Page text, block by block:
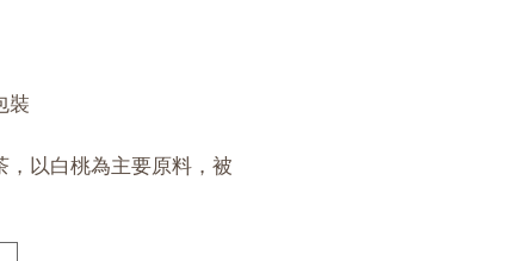
裝
，以白桃為主要原料，被
彈性、改善膚色等功